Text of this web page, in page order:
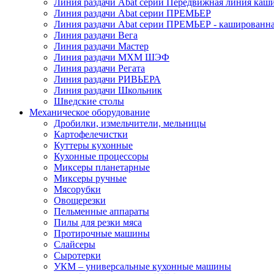
Линия раздачи Abat серии Передвижная линия
Линия раздачи Abat серии ПРЕМЬЕР
Линия раздачи Abat серии ПРЕМЬЕР -
Линия раздачи Вега
Линия раздачи Мастер
Линия раздачи МХМ ШЭФ
Линия раздачи Регата
Линия раздачи РИВЬЕРА
Линия раздачи Школьник
Шведские столы
Механическое оборудование
Дробилки, измельчители, мельницы
Картофелечистки
Куттеры кухонные
Кухонные процессоры
Миксеры планетарные
Миксеры ручные
Мясорубки
Овощерезки
Пельменные аппараты
Пилы для резки мяса
Протирочные машины
Слайсеры
Сыротерки
УКМ – универсальные кухонные машины